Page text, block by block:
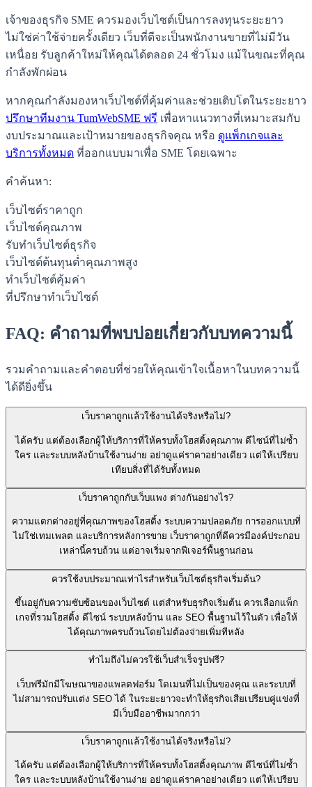
เจ้าของธุรกิจ SME ควรมองเว็บไซต์เป็นการลงทุนระยะยาว
ไม่ใช่ค่าใช้จ่ายครั้งเดียว เว็บที่ดีจะเป็นพนักงานขายที่ไม่มีวัน
เหนื่อย รับลูกค้าใหม่ให้คุณได้ตลอด 24 ชั่วโมง แม้ในขณะที่คุณ
กำลังพักผ่อน
หากคุณกำลังมองหาเว็บไซต์ที่คุ้มค่าและช่วยเติบโตในระยะยาว
ปรึกษาทีมงาน TumWebSME ฟรี เพื่อหาแนวทางที่เหมาะสมกับ
งบประมาณและเป้าหมายของธุรกิจคุณ หรือ ดูแพ็กเกจและ
บริการทั้งหมด ที่ออกแบบมาเพื่อ SME โดยเฉพาะ
คำค้นหา:
เว็บไซต์ราคาถูก
เว็บไซต์คุณภาพ
รับทำเว็บไซต์ธุรกิจ
เว็บไซต์ต้นทุนต่ำคุณภาพสูง
ทำเว็บไซต์คุ้มค่า
ที่ปรึกษาทำเว็บไซต์
FAQ: คำถามที่พบบ่อยเกี่ยวกับบทความนี้
รวมคำถามและคำตอบที่ช่วยให้คุณเข้าใจเนื้อหาในบทความนี้
ได้ดียิ่งขึ้น
เว็บราคาถูกแล้วใช้งานได้จริงหรือไม่?
ได้ครับ แต่ต้องเลือกผู้ให้บริการที่ให้ครบทั้งโฮสติ้งคุณภาพ ดีไซน์ที่ไม่ซ้ำ
ใคร และระบบหลังบ้านใช้งานง่าย อย่าดูแค่ราคาอย่างเดียว แต่ให้เปรียบ
เทียบสิ่งที่ได้รับทั้งหมด
เว็บราคาถูกกับเว็บแพง ต่างกันอย่างไร?
ความแตกต่างอยู่ที่คุณภาพของโฮสติ้ง ระบบความปลอดภัย การออกแบบที่
ไม่ใช่เทมเพลต และบริการหลังการขาย เว็บราคาถูกที่ดีควรมีองค์ประกอบ
เหล่านี้ครบถ้วน แต่อาจเริ่มจากฟีเจอร์พื้นฐานก่อน
ควรใช้งบประมาณเท่าไรสำหรับเว็บไซต์ธุรกิจเริ่มต้น?
ขึ้นอยู่กับความซับซ้อนของเว็บไซต์ แต่สำหรับธุรกิจเริ่มต้น ควรเลือกแพ็ก
เกจที่รวมโฮสติ้ง ดีไซน์ ระบบหลังบ้าน และ SEO พื้นฐานไว้ในตัว เพื่อให้
ได้คุณภาพครบถ้วนโดยไม่ต้องจ่ายเพิ่มทีหลัง
ทำไมถึงไม่ควรใช้เว็บสำเร็จรูปฟรี?
เว็บฟรีมักมีโฆษณาของแพลตฟอร์ม โดเมนที่ไม่เป็นของคุณ และระบบที่
ไม่สามารถปรับแต่ง SEO ได้ ในระยะยาวจะทำให้ธุรกิจเสียเปรียบคู่แข่งที่
มีเว็บมืออาชีพมากกว่า
เว็บราคาถูกแล้วใช้งานได้จริงหรือไม่?
ได้ครับ แต่ต้องเลือกผู้ให้บริการที่ให้ครบทั้งโฮสติ้งคุณภาพ ดีไซน์ที่ไม่ซ้ำ
ใคร และระบบหลังบ้านใช้งานง่าย อย่าดูแค่ราคาอย่างเดียว แต่ให้เปรียบ